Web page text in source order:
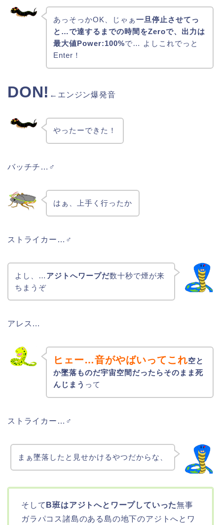
あっそっかOK、じゃぁ一旦停止させてっ
と…で達するまでの時間をZeroで、出力は
最大値Power:100%で… よしこれでっと
Enter！
DON! ←エンジン爆発音
やったーできた！
バッチチ…♂
はぁ、上手く行ったか
ストライカー…♂
よし、… アジトへワープだ数十秒で煙が来
ちまうぞ
アレス…
ヒェー…音がやばいってこれ空と
か墜落ものだ宇宙空間だったらそのまま死
んじまう って
ストライカー…♂
まぁ墜落したと見せかけるやつだからな、
そして B班はアジトへとワープしていった無事
ガラパコス諸島のある島の地下のアジトへとワ